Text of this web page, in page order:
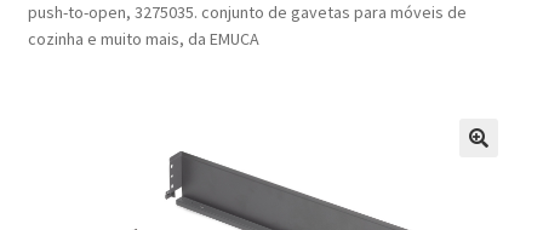
Caixa registadora
push-to-open, 3275035. conjunto de gavetas para móveis de
cozinha e muito mais, da EMUCA